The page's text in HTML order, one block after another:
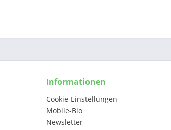
Informationen
Cookie-Einstellungen
Mobile-Bio
Newsletter